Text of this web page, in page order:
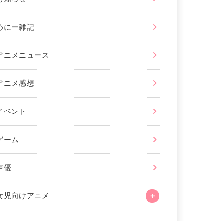
にー雑記
ニメニュース
ニメ感想
ベント
ーム
優
児向けアニメ